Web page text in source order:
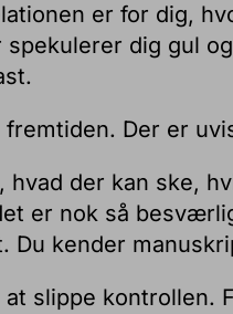
er for dig,
dig gul
Der er
hvad der kan ske,
er nok så
Du kender
slippe kontrollen.